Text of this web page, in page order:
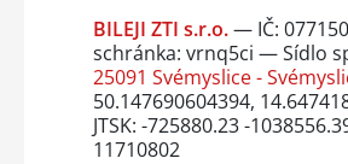
BILEJI ZTI s.r.o.— IČ:
schránka: vrnq5ci — Sídlo
25091 Svémyslice -
50.147690604394,
JTSK: -725880.23 -
11710802